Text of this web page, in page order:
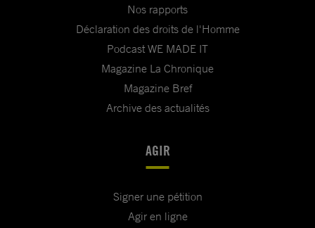
Nos rapports
Déclaration des droits de l'Homme
Podcast WE MADE IT
Magazine La Chronique
Magazine Bref
Archive des actualités
AGIR
Signer une pétition
Agir en ligne